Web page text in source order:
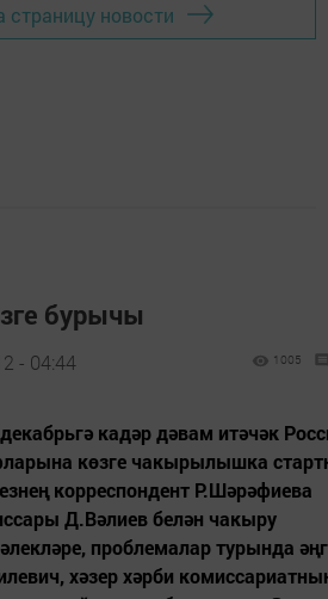
страницу новости
бурычы
- 04:44 1005
кадәр дәвам итәчәк
көзге чакырылышка
корреспондент Р.Шәрәфиева
Д.Вәлиев белән чакыру
проблемалар турында
хәзер хәрби